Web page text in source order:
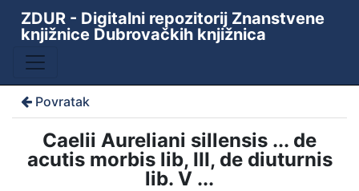
ZDUR - Digitalni repozitorij Znanstvene
knjižnice Dubrovačkih knjižnica
Povratak
Caelii Aureliani sillensis ... de
acutis morbis lib, III, de diuturnis
lib. V ...